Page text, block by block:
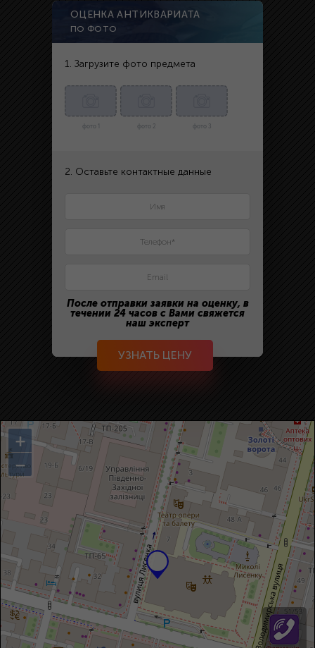
ОЦЕНКА АНТИКВАРИАТА
ПО ФОТО
1. Загрузите фото предмета
фото 1 фото 2 фото 3
2. Оставьте контактные данные
После отправки заявки на оценку, в
течении 24 часов с Вами свяжется
наш эксперт
УЗНАТЬ ЦЕНУ
+
−